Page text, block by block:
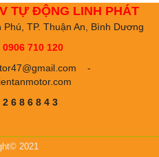
TỰ ĐỘNG LINH PHÁT
TP. Thuận An, Bình Dương
0906 710 120
-
2 6 8 6 8 4 3
2021